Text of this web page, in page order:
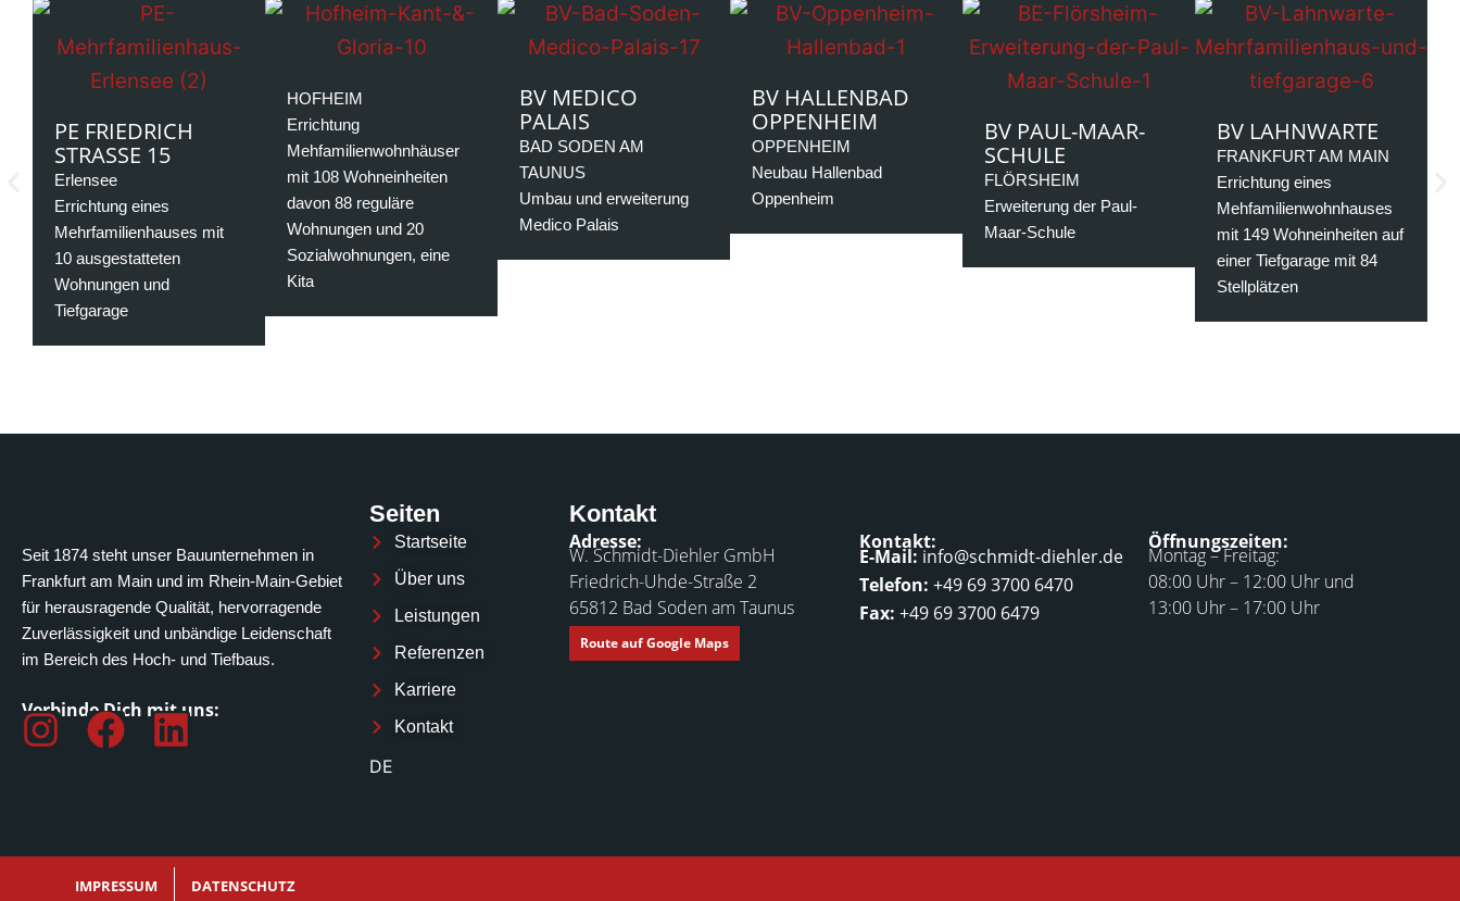
PE FRIEDRICH
STRASSE 15
Erlensee
Errichtung eines
Mehrfamilienhauses mit
10 ausgestatteten
Wohnungen und
Tiefgarage
HOFHEIM
Errichtung
Mehfamilienwohnhäuser
mit 108 Wohneinheiten
davon 88 reguläre
Wohnungen und 20
Sozialwohnungen, eine
Kita
BV MEDICO
PALAIS
BAD SODEN AM
TAUNUS
Umbau und erweiterung
Medico Palais
BV HALLENBAD
OPPENHEIM
OPPENHEIM
Neubau Hallenbad
Oppenheim
BV PAUL-MAAR-
SCHULE
FLÖRSHEIM
Erweiterung der Paul-
Maar-Schule
BV LAHNWARTE
FRANKFURT AM MAIN
Errichtung eines
Mehfamilienwohnhauses
mit 149 Wohneinheiten auf
einer Tiefgarage mit 84
Stellplätzen
Seit 1874 steht unser Bauunternehmen in
Frankfurt am Main und im Rhein-Main-Gebiet
für herausragende Qualität, hervorragende
Zuverlässigkeit und unbändige Leidenschaft
im Bereich des Hoch- und Tiefbaus.
Verbinde Dich mit uns:
I
F
b
L
e
Seiten
Startseite
Über uns
Leistungen
Referenzen
Karriere
Kontakt
DE
Kontakt
Adresse:
W. Schmidt-Diehler GmbH
Friedrich-Uhde-Straße 2
65812 Bad Soden am Taunus
Route auf Google Maps
Kontakt:
E-Mail: info@schmidt-diehler.de
Telefon: +49 69 3700 6470
Fax: +49 69 3700 6479
Öffnungszeiten:
Montag – Freitag:
08:00 Uhr – 12:00 Uhr und
13:00 Uhr – 17:00 Uhr
IMPRESSUM DATENSCHUTZ